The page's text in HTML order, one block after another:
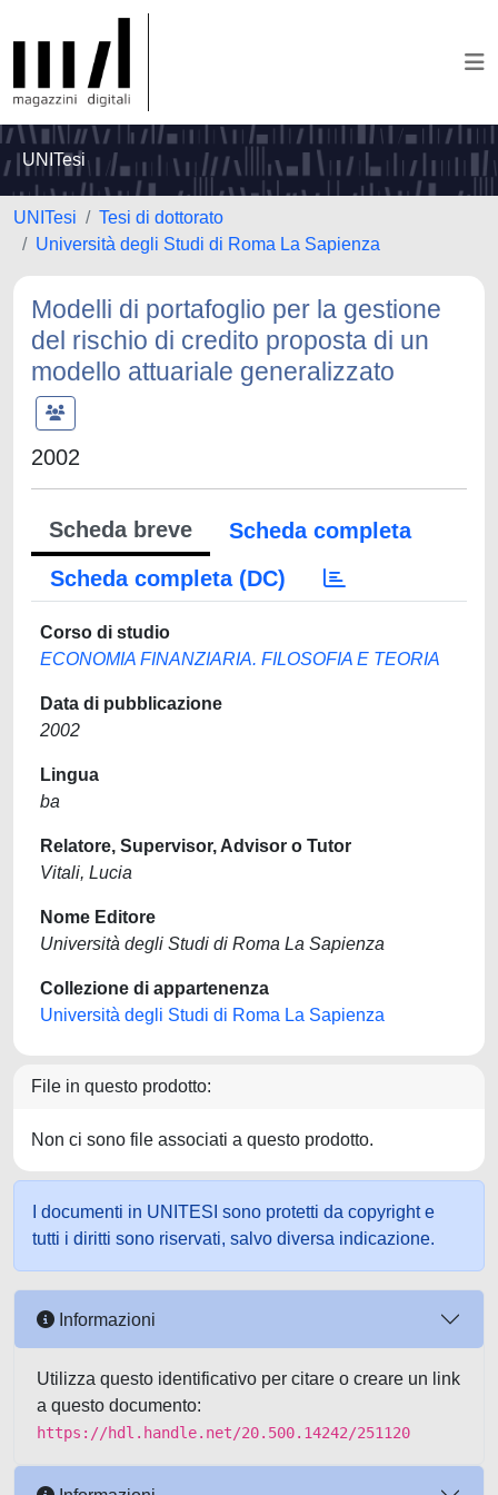
UNITesi
UNITesi
Tesi di dottorato
Università degli Studi di Roma La Sapienza
Modelli di portafoglio per la gestione
del rischio di credito proposta di un
modello attuariale generalizzato
2002
Scheda breve
Scheda completa
Scheda completa (DC)
Corso di studio
ECONOMIA FINANZIARIA. FILOSOFIA E TEORIA
Data di pubblicazione
2002
Lingua
ba
Relatore, Supervisor, Advisor o Tutor
Vitali, Lucia
Nome Editore
Università degli Studi di Roma La Sapienza
Collezione di appartenenza
Università degli Studi di Roma La Sapienza
File in questo prodotto:
Non ci sono file associati a questo prodotto.
I documenti in UNITESI sono protetti da copyright e
tutti i diritti sono riservati, salvo diversa indicazione.
Informazioni
Utilizza questo identificativo per citare o creare un link
a questo documento:
https://hdl.handle.net/20.500.14242/251120